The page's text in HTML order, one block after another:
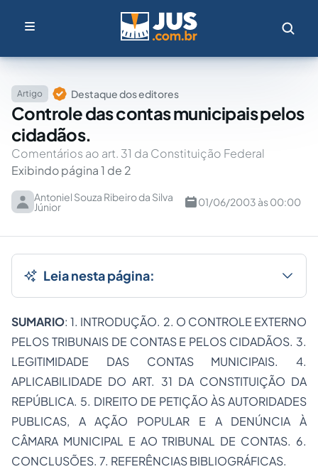
Artigo Destaque dos editores
Controle das contas municipais pelos
cidadãos.
Comentários ao art. 31 da Constituição Federal
Exibindo página 1 de 2
Antoniel Souza Ribeiro da Silva
Júnior 01/06/2003 às 00:00
Leia nesta página:
SUMARIO: 1. INTRODUÇÃO. 2. O CONTROLE EXTERNO
PELOS TRIBUNAIS DE CONTAS E PELOS CIDADÃOS. 3.
LEGITIMIDADE DAS CONTAS MUNICIPAIS. 4.
APLICABILIDADE DO ART. 31 DA CONSTITUIÇÃO DA
REPÚBLICA. 5. DIREITO DE PETIÇÃO ÀS AUTORIDADES
PUBLICAS, A AÇÃO POPULAR E A DENÚNCIA À
CÂMARA MUNICIPAL E AO TRIBUNAL DE CONTAS. 6.
CONCLUSÕES. 7. REFERÊNCIAS BIBLIOGRÁFICAS.